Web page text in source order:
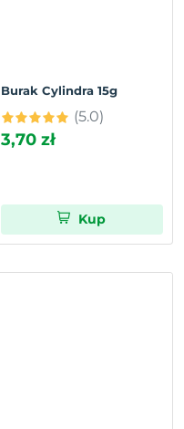
Burak Cylindra 15g
(5.0)
3,70 zł
Kup